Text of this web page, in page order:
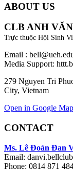
ABOUT US
CLB ANH
Trực thuộc Hội Sinh
Email :
Media Support:
279 Nguyen Tri
City, Vietnam
Open in Google
CONTACT
Ms. Lê Đoàn Đan
Email:
Phone: 0814 871